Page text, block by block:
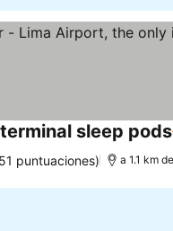
sleep pods
puntuaciones) a 1.1 km